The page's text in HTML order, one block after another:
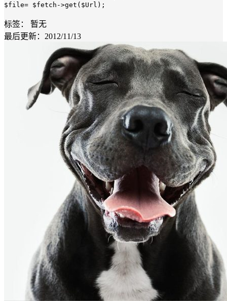
$file= $fetch->get($Url);
标签：
暂无
最后更新：2012/11/13